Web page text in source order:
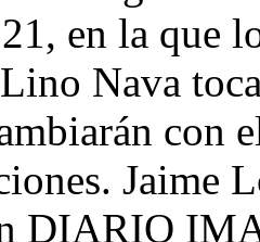
en la que
Nava
con
Jaime
DIARIO